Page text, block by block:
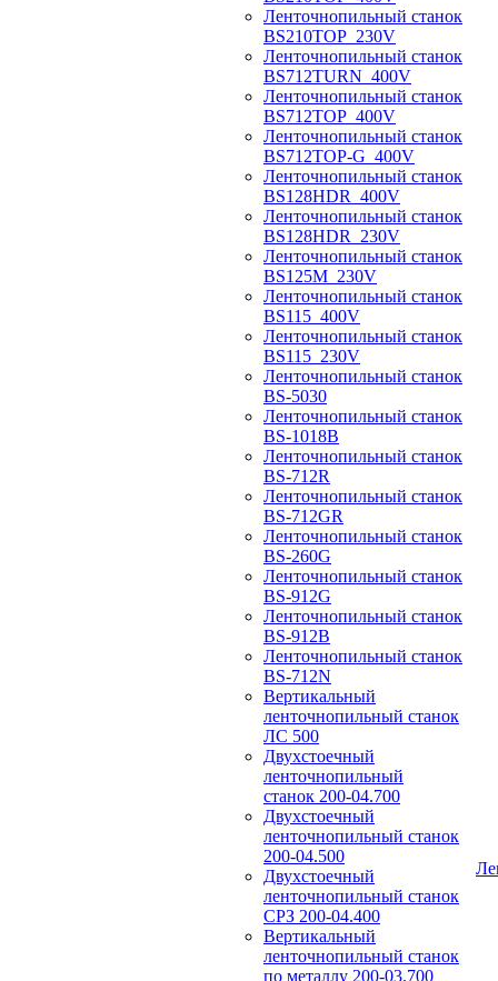
Ленточнопильный станок
BS210TOP_230V
Ленточнопильный станок
BS712TURN_400V
Ленточнопильный станок
BS712TOP_400V
Ленточнопильный станок
BS712TOP-G_400V
Ленточнопильный станок
BS128HDR_400V
Ленточнопильный станок
BS128HDR_230V
Ленточнопильный станок
BS125M_230V
Ленточнопильный станок
BS115_400V
Ленточнопильный станок
BS115_230V
Ленточнопильный станок
BS-5030
Ленточнопильный станок
BS-1018B
Ленточнопильный станок
BS-712R
Ленточнопильный станок
BS-712GR
Ленточнопильный станок
BS-260G
Ленточнопильный станок
BS-912G
Ленточнопильный станок
BS-912В
Ленточнопильный станок
BS-712N
Вертикальный
ленточнопильный станок
ЛС 500
Двухстоечный
ленточнопильный
станок 200-04.700
Двухстоечный
ленточнопильный станок
200-04.500
Двухстоечный
ленточнопильный станок
СРЗ 200-04.400
Вертикальный
ленточнопильный станок
по металлу 200-03.700